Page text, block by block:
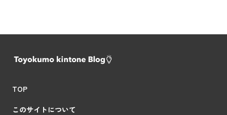
TOP
このサイトについて